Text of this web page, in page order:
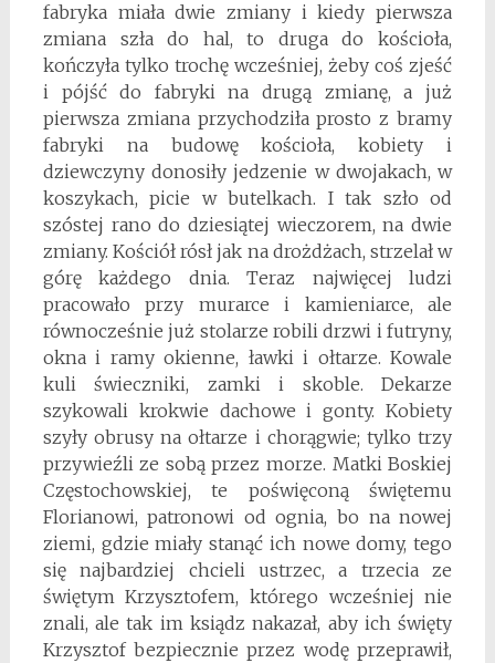
fabryka miała dwie zmiany i kiedy pierwsza
zmiana szła do hal, to druga do kościoła,
kończyła tylko trochę wcześniej, żeby coś zjeść
i pójść do fabryki na drugą zmianę, a już
pierwsza zmiana przychodziła prosto z bramy
fabryki na budowę kościoła, kobiety i
dziewczyny donosiły jedzenie w dwojakach, w
koszykach, picie w butelkach. I tak szło od
szóstej rano do dziesiątej wieczorem, na dwie
zmiany. Kościół rósł jak na drożdżach, strzelał w
górę każdego dnia. Teraz najwięcej ludzi
pracowało przy murarce i kamieniarce, ale
równocześnie już stolarze robili drzwi i futryny,
okna i ramy okienne, ławki i ołtarze. Kowale
kuli świeczniki, zamki i skoble. Dekarze
szykowali krokwie dachowe i gonty. Kobiety
szyły obrusy na ołtarze i chorągwie; tylko trzy
przywieźli ze sobą przez morze. Matki Boskiej
Częstochowskiej, te poświęconą świętemu
Florianowi, patronowi od ognia, bo na nowej
ziemi, gdzie miały stanąć ich nowe domy, tego
się najbardziej chcieli ustrzec, a trzecia ze
świętym Krzysztofem, którego wcześniej nie
znali, ale tak im ksiądz nakazał, aby ich święty
Krzysztof bezpiecznie przez wodę przeprawił,